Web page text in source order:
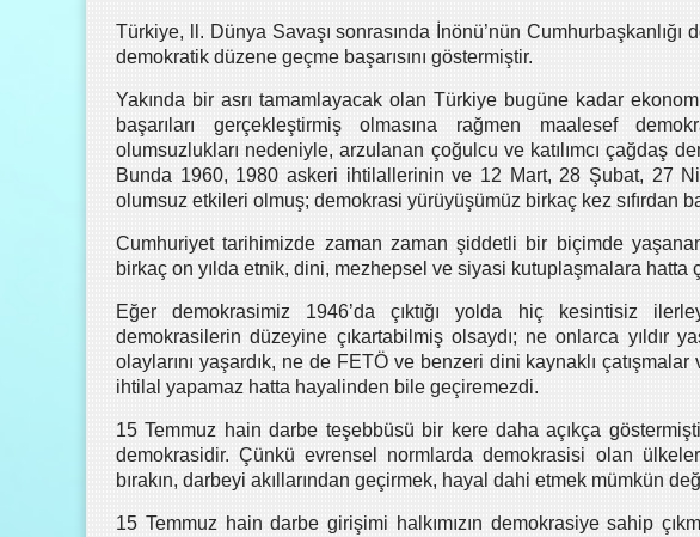
Türkiye, ll. Dünya Savaşı sonrasında İnönü’nün
demokratik düzene geçme başarısını göstermiştir.
Yakında bir asrı tamamlayacak olan Türkiye bugüne kadar
başarıları gerçekleştirmiş olmasına rağmen maalesef
olumsuzlukları nedeniyle, arzulanan çoğulcu ve katılımcı çağdaş
Bunda 1960, 1980 askeri ihtilallerinin ve 12 Mart, 28 Şubat, 27
olumsuz etkileri olmuş; demokrasi yürüyüşümüz birkaç kez sıfırdan
Cumhuriyet tarihimizde zaman zaman şiddetli bir biçimde
birkaç on yılda etnik, dini, mezhepsel ve siyasi kutuplaşmalara hatta
Eğer demokrasimiz 1946’da çıktığı yolda hiç kesintisiz
demokrasilerin düzeyine çıkartabilmiş olsaydı; ne onlarca yıldır
olaylarını yaşardık, ne de FETÖ ve benzeri dini kaynaklı
ihtilal yapamaz hatta hayalinden bile geçiremezdi.
15 Temmuz hain darbe teşebbüsü bir kere daha açıkça
demokrasidir. Çünkü evrensel normlarda demokrasisi olan
bırakın, darbeyi akıllarından geçirmek, hayal dahi etmek mümkün
15 Temmuz hain darbe girişimi halkımızın demokrasiye sahip